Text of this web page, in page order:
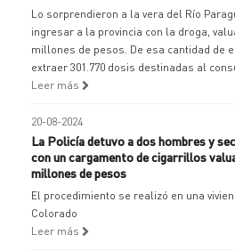
Lo sorprendieron a la vera del Río
ingresar a la provincia con la droga,
millones de pesos. De esa cantidad de
extraer 301.770 dosis destinadas al
Leer más
20-08-2024
La Policía detuvo a dos hombres y
con un cargamento de cigarrillos
millones de pesos
El procedimiento se realizó en una
Colorado
Leer más